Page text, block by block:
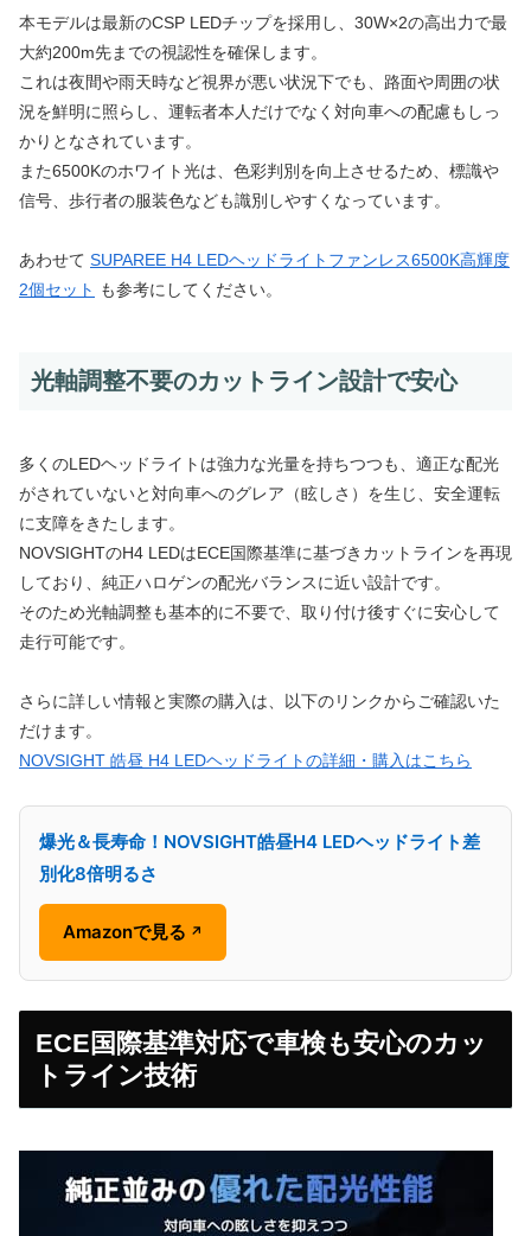
本モデルは最新のCSP LEDチップを採用し、30W×2の高出力で最
大約200m先までの視認性を確保します。
これは夜間や雨天時など視界が悪い状況下でも、路面や周囲の状
況を鮮明に照らし、運転者本人だけでなく対向車への配慮もしっ
かりとなされています。
また6500Kのホワイト光は、色彩判別を向上させるため、標識や
信号、歩行者の服装色なども識別しやすくなっています。
あわせて SUPAREE H4 LEDヘッドライトファンレス6500K高輝度
2個セット も参考にしてください。
光軸調整不要のカットライン設計で安心
多くのLEDヘッドライトは強力な光量を持ちつつも、適正な配光
がされていないと対向車へのグレア（眩しさ）を生じ、安全運転
に支障をきたします。
NOVSIGHTのH4 LEDはECE国際基準に基づきカットラインを再現
しており、純正ハロゲンの配光バランスに近い設計です。
そのため光軸調整も基本的に不要で、取り付け後すぐに安心して
走行可能です。
さらに詳しい情報と実際の購入は、以下のリンクからご確認いた
だけます。
NOVSIGHT 皓昼 H4 LEDヘッドライトの詳細・購入はこちら
爆光＆長寿命！NOVSIGHT皓昼H4 LEDヘッドライト差
別化8倍明るさ
Amazonで見る ↗
ECE国際基準対応で車検も安心のカッ
トライン技術